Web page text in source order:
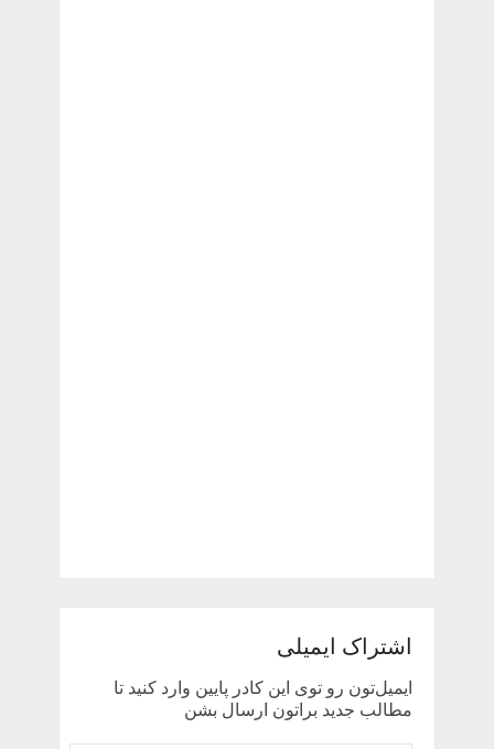
اشتراک ایمیلی
ایمیل‌تون رو توی این کادر پایین وارد کنید تا
مطالب جدید براتون ارسال بشن